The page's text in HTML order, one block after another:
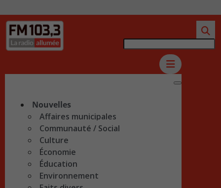
Nouvelles
Affaires municipales
Communauté / Social
Culture
Économie
Éducation
Environnement